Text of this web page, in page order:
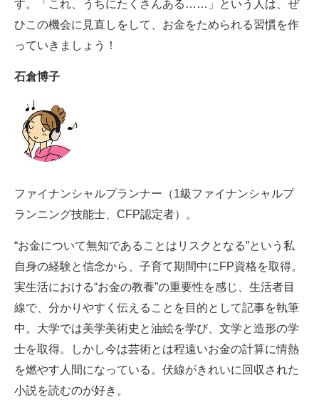
IT製品の技術・比較・事例
モノづくり技術者専門サイト
電子設計の基本と応用
エネルギーの専門メディア
建設×テクノロジーの最前線
ちょっと気になるネットの話題
す。「これ、うちにたくさんある……」という人は、ぜ
ひこの機会に見直しをして、お金をためられる習慣を作
っていきましょう！
石倉博子
ファイナンシャルプランナー（1級ファイナンシャルプ
ランニング技能士、CFP認定者）。
“お金について無知であることはリスクとなる”という私
自身の経験と信念から、子育て期間中にFP資格を取得。
実生活における“お金の教養”の重要性を感じ、生活者目
線で、分かりやすく伝えることを目的として記事を執筆
中。大学では美学美術史と油絵を学び、文学と造形の学
士を取得。しかし今は芸術とは程遠いお金の計算に情熱
を燃やす人間になっている。伏線がきれいに回収された
小説を読むのが好き。